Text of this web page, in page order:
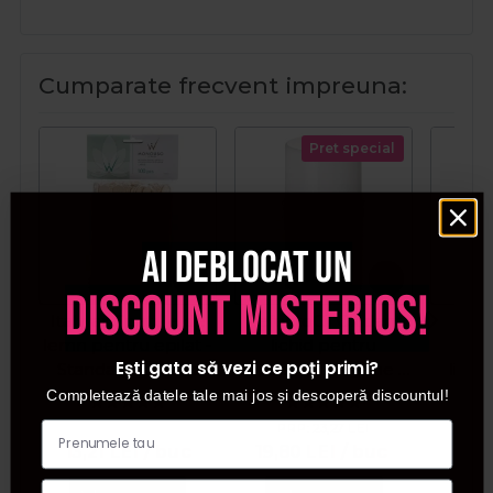
Cumparate frecvent impreuna:
Italwax Spatule de
Standard 100buc
13,21LEI / buc
Pret special
RefectoCil Oxidant
vopseaua de gene si
sprancene 3% 100ml
Ai deblocat un
discount misterios!
Ești gata să vezi ce poți primi?
Completează datele tale mai jos și descoperă discountul!